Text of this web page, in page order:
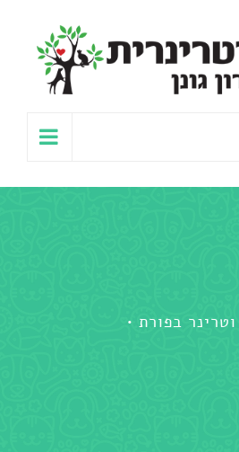
וטרינר בפורת